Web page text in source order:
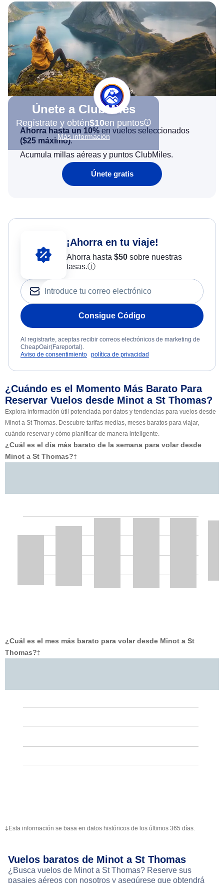
Únete a ClubMiles
Regístrate y obtén$10en puntos
Más información
Ahorra hasta un 10% en vuelos seleccionados
($25 máximo).
Acumula millas aéreas y puntos ClubMiles.
Únete gratis
¡Ahorra en tu viaje!
Ahorra hasta $50sobre nuestras
tasas.ⓘ
Consigue Código
Al registrarte, aceptas recibir correos electrónicos de marketing de
CheapOair(Fareportal).
Aviso de consentimiento política de privacidad
¿Cuándo es el Momento Más Barato Para
Reservar Vuelos desde Minot a St Thomas?
Explora información útil potenciada por datos y tendencias para vuelos desde
Minot a St Thomas. Descubre tarifas medias, meses baratos para viajar,
cuándo reservar y cómo planificar de manera inteligente.
¿Cuál es el día más barato de la semana para volar desde
Minot a St Thomas?‡
¿Cuál es el mes más barato para volar desde Minot a St
Thomas?‡
‡Esta información se basa en datos históricos de los últimos 365 días.
Vuelos baratos de Minot a St Thomas
¿Busca vuelos de Minot a St Thomas? Reserve sus
pasajes aéreos con nosotros y asegúrese que obtendrá